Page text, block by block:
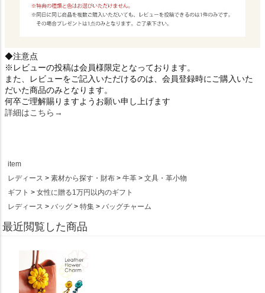
◆注意点
※レビューの投稿は会員様限定となっております。
また、レビューをご記入いただけるのは、会員登録時にご購入いた
だいた商品のみとなります。
何卒ご理解賜りますようお願い申し上げます
詳細はこちら→
item
レディース
素材から探す・財布 牛革
文具・革小物
ギフト
女性に贈る1万円以内のギフト
レディース
バッグ 特集 バッグチャーム
最近閲覧した商品